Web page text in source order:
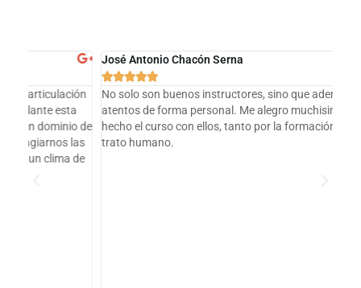
José Antonio Chacón Serna
No solo son buenos instructores, sino que ademas son
atentos de forma personal. Me alegro muchisimo de haber
hecho el curso con ellos, tanto por la formación, como por el
trato humano.